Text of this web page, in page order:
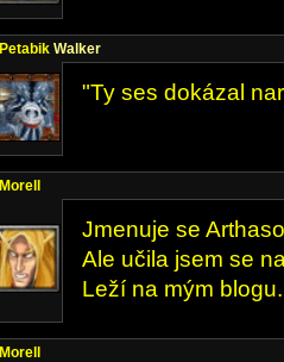
Petabik Walker
"Ty ses dokázal
Morell
Jmenuje se
Ale učila jsem se
Leží na mým blogu.
Morell